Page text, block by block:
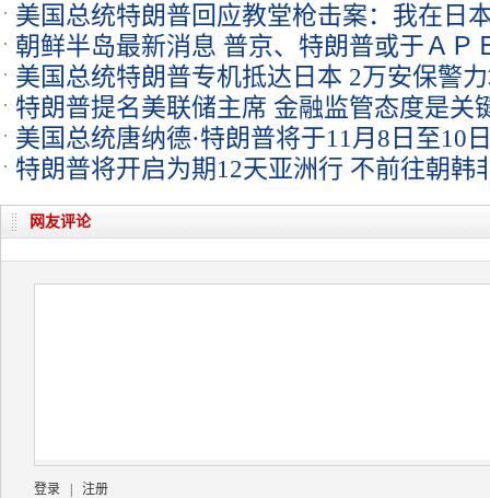
美国总统特朗普回应教堂枪击案：我在日
朝鲜半岛最新消息 普京、特朗普或于ＡＰ
面美国总统特朗普专机抵达日本 2万安保警
特朗普提名美联储主席 金融监管态度是关
美国总统唐纳德·特朗普将于11月8日至10
特朗普将开启为期12天亚洲行 不前往朝韩
网友评论
登录 注册